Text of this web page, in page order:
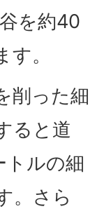
を約40
。
削った細
ると道
トルの細
。さら